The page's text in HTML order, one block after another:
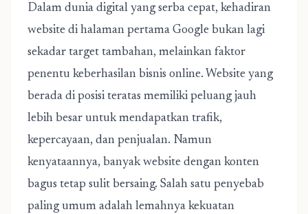
Dalam dunia digital yang serba cepat, kehadiran
website di halaman pertama Google bukan lagi
sekadar target tambahan, melainkan faktor
penentu keberhasilan bisnis online. Website yang
berada di posisi teratas memiliki peluang jauh
lebih besar untuk mendapatkan trafik,
kepercayaan, dan penjualan. Namun
kenyataannya, banyak website dengan konten
bagus tetap sulit bersaing. Salah satu penyebab
paling umum adalah lemahnya kekuatan